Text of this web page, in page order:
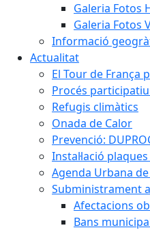
Galeria Fotos
Galeria Fotos
Informació
Actualitat
El Tour de França
Procés
Refugis climàtics
Onada de Calor
Prevenció:
Instal·lació
Agenda Urbana
Subministrament
Afectacions
Bans